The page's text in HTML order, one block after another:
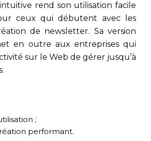
rend son utilisation facile
ceux qui débutent avec les
de newsletter. Sa version
en outre aux entreprises qui
sur le Web de gérer jusqu’à
;
performant.